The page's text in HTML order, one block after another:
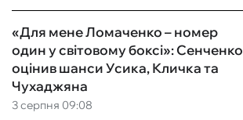
3 серпня 09:08
«Для мене Ломаченко – номер
один у світовому боксі»: Сенченко
оцінив шанси Усика, Кличка та
Чухаджяна